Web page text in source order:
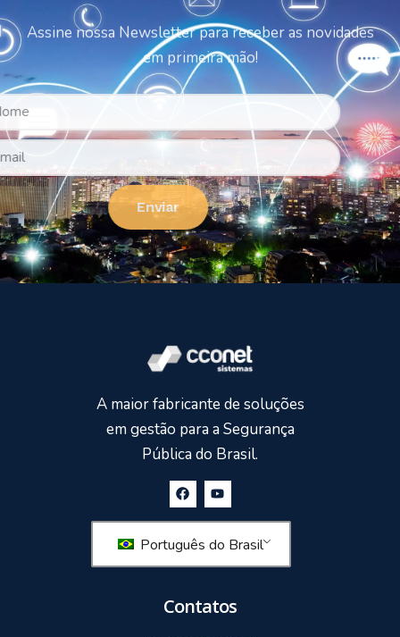
Assine nossa Newsletter para receber as novidades
em primeira mão!
Enviar
A maior fabricante de soluções
em gestão para a Segurança
Pública do Brasil.
Português do Brasil
Contatos